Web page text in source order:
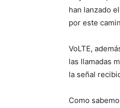
han lanzado
por este
VoLTE,
las llamadas
la señal
Como